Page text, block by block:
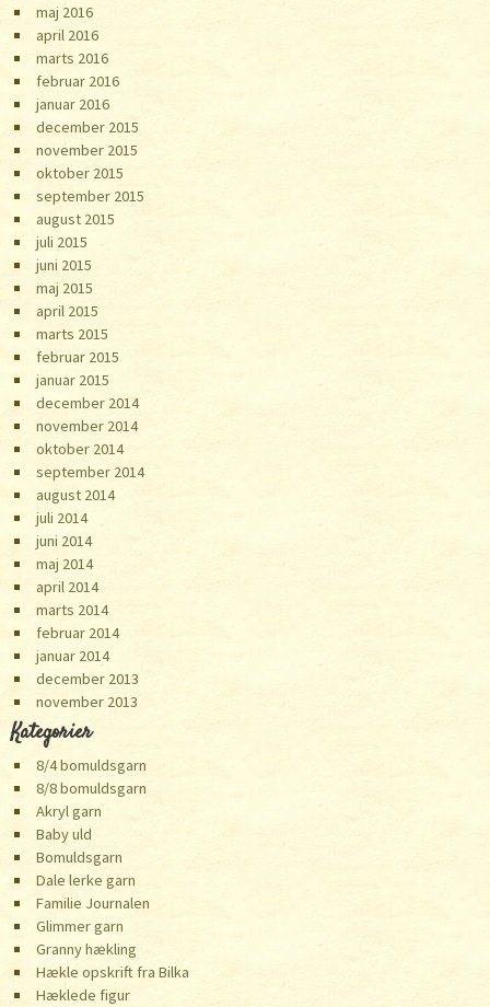
maj 2016
april 2016
marts 2016
februar 2016
januar 2016
december 2015
november 2015
oktober 2015
september 2015
august 2015
juli 2015
juni 2015
maj 2015
april 2015
marts 2015
februar 2015
januar 2015
december 2014
november 2014
oktober 2014
september 2014
august 2014
juli 2014
juni 2014
maj 2014
april 2014
marts 2014
februar 2014
januar 2014
december 2013
november 2013
Kategorier
8/4 bomuldsgarn
8/8 bomuldsgarn
Akryl garn
Baby uld
Bomuldsgarn
Dale lerke garn
Familie Journalen
Glimmer garn
Granny hækling
Hækle opskrift fra Bilka
Hæklede figur